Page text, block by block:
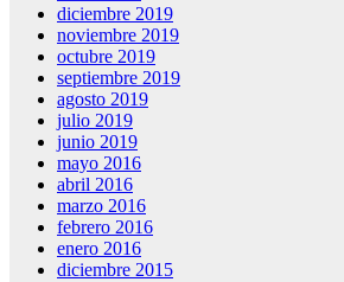
diciembre 2019
noviembre 2019
octubre 2019
septiembre 2019
agosto 2019
julio 2019
junio 2019
mayo 2016
abril 2016
marzo 2016
febrero 2016
enero 2016
diciembre 2015